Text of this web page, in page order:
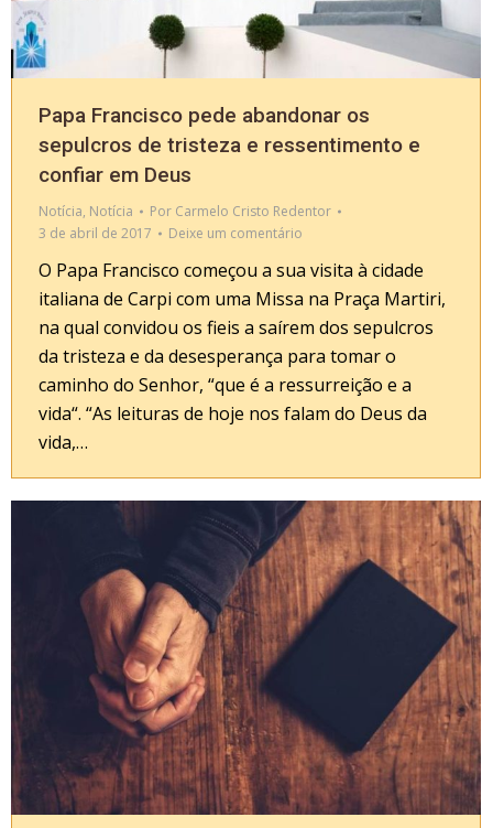
Papa Francisco pede abandonar os
sepulcros de tristeza e ressentimento e
confiar em Deus
Notícia, Notícia Por Carmelo Cristo Redentor
3 de abril de 2017
Deixe um comentário
O Papa Francisco começou a sua visita à cidade
italiana de Carpi com uma Missa na Praça Martiri,
na qual convidou os fieis a saírem dos sepulcros
da tristeza e da desesperança para tomar o
caminho do Senhor, “que é a ressurreição e a
vida“. “As leituras de hoje nos falam do Deus da
vida,…